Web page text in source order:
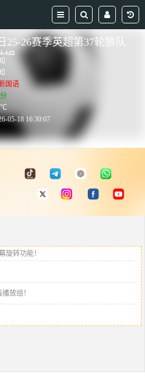
25-26赛季英超第37轮狼队
姆
国语
℃
05-18 16:30:07
旋转功能！
放组！